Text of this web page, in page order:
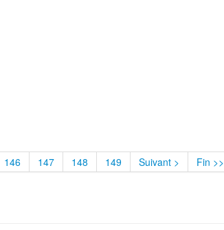
146 147 148 149 Suivant > Fin >>